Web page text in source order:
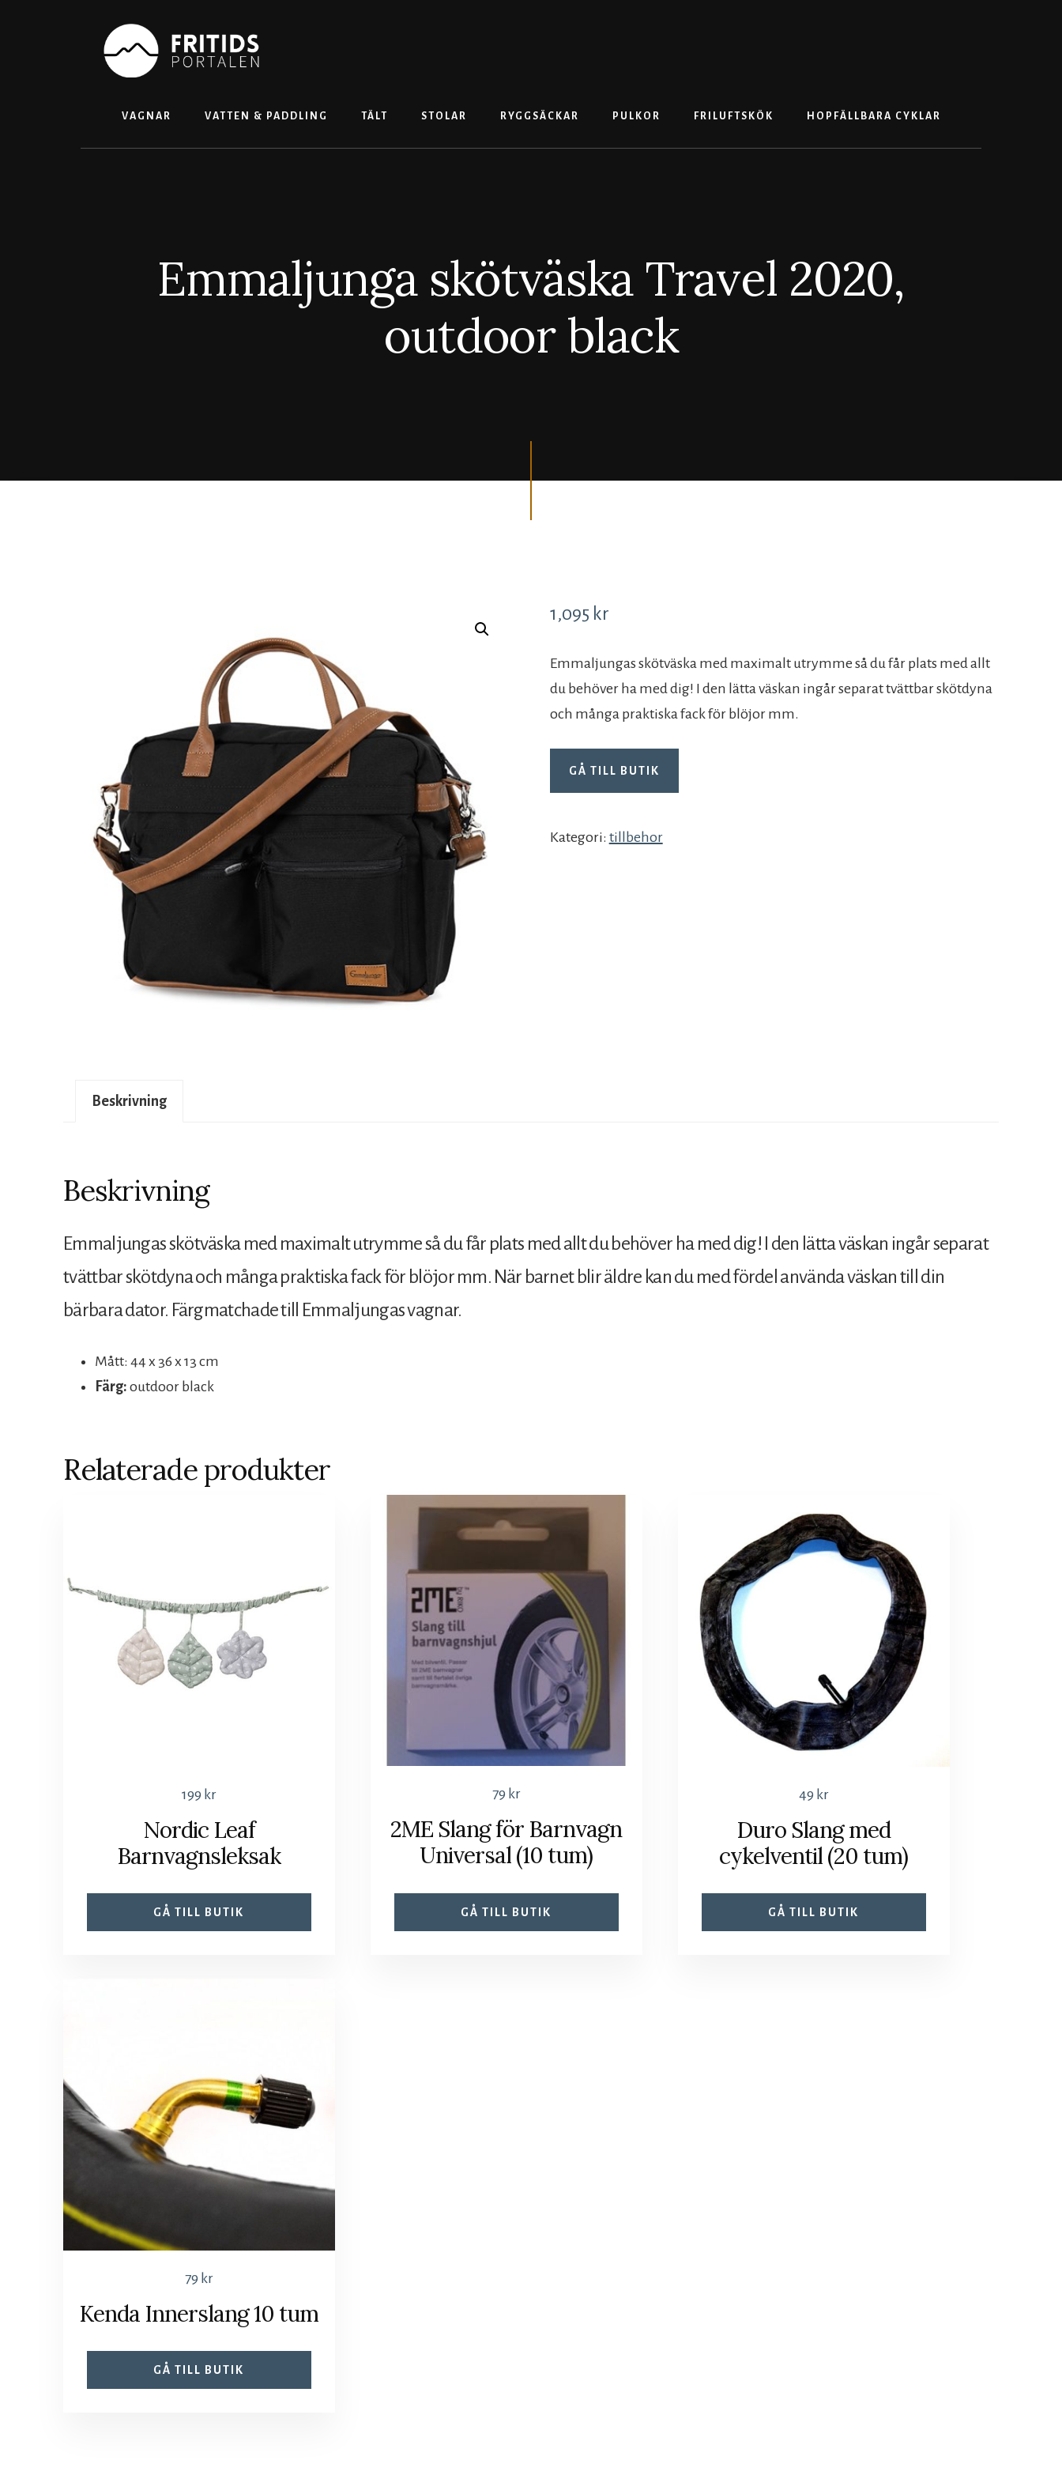
VAGNAR VATTEN & PADDLING TÄLT STOLAR RYGGSÄCKAR PULKOR FRILUFTSKÖK HOPFÄLLBARA CYKLAR
Emmaljunga skötväska Travel 2020,
outdoor black
1,095 kr
Emmaljungas skötväska med maximalt utrymme så du får plats med allt
du behöver ha med dig! I den lätta väskan ingår separat tvättbar skötdyna
och många praktiska fack för blöjor mm.
GÅ TILL BUTIK
Kategori: tillbehor
Beskrivning
Beskrivning
Emmaljungas skötväska med maximalt utrymme så du får plats med allt du behöver ha med dig! I den lätta väskan ingår separat
tvättbar skötdyna och många praktiska fack för blöjor mm. När barnet blir äldre kan du med fördel använda väskan till din
bärbara dator. Färgmatchade till Emmaljungas vagnar.
Mått: 44 x 36 x 13 cm
Färg: outdoor black
Relaterade produkter
199 kr
Nordic Leaf
Barnvagnsleksak
GÅ TILL BUTIK
79 kr
2ME Slang för Barnvagn
Universal (10 tum)
GÅ TILL BUTIK
49 kr
Duro Slang med
cykelventil (20 tum)
GÅ TILL BUTIK
79 kr
Kenda Innerslang 10 tum
GÅ TILL BUTIK